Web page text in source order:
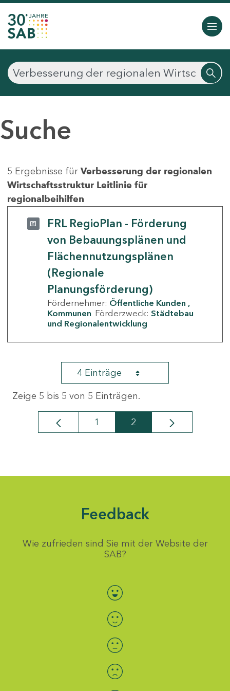
Suche
5 Ergebnisse für Verbesserung der regionalen
Wirtschaftsstruktur Leitlinie für
regionalbeihilfen
FRL RegioPlan - Förderung
von Bebauungsplänen und
Flächennutzungsplänen
(Regionale
Planungsförderung)
Fördernehmer: Öffentliche Kunden
Kommunen Förderzweck: Städtebau
und Regionalentwicklung
4 Einträge
Zeige 5 bis 5 von 5 Einträgen.
Seite
1 Seite
2
Feedback
Wie zufrieden sind Sie mit der Website der
SAB?
Bewertung auswählen